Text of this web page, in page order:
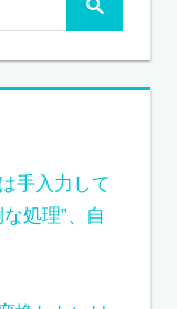
手入力して
処理”、自